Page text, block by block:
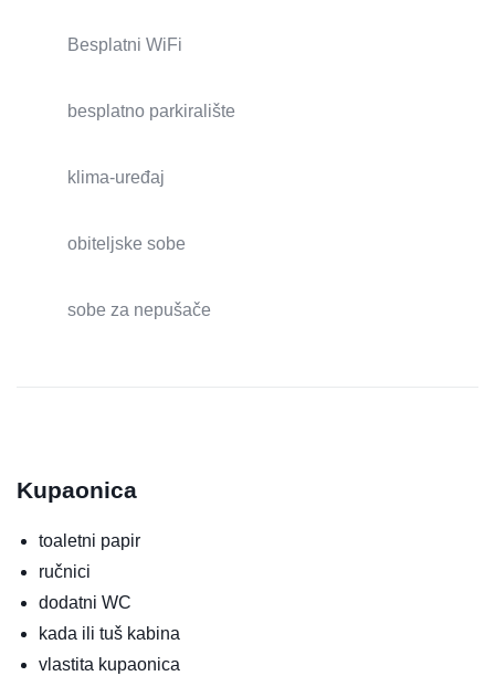
Besplatni WiFi
besplatno parkiralište
klima-uređaj
obiteljske sobe
sobe za nepušače
Kupaonica
toaletni papir
ručnici
dodatni WC
kada ili tuš kabina
vlastita kupaonica